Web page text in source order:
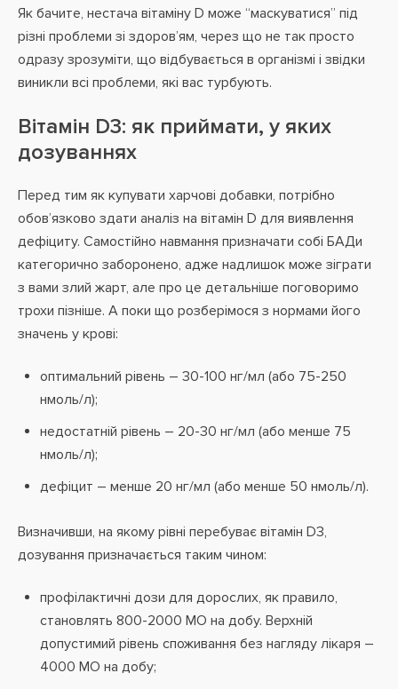
Як бачите, нестача вітаміну D може “маскуватися” під
різні проблеми зі здоров’ям, через що не так просто
одразу зрозуміти, що відбувається в організмі і звідки
виникли всі проблеми, які вас турбують.
Вітамін D3: як приймати, у яких
дозуваннях
Перед тим як купувати харчові добавки, потрібно
обов’язково здати аналіз на вітамін D для виявлення
дефіциту. Самостійно навмання призначати собі БАДи
категорично заборонено, адже надлишок може зіграти
з вами злий жарт, але про це детальніше поговоримо
трохи пізніше. А поки що розберімося з нормами його
значень у крові:
оптимальний рівень – 30-100 нг/мл (або 75-250
нмоль/л);
недостатній рівень – 20-30 нг/мл (або менше 75
нмоль/л);
дефіцит – менше 20 нг/мл (або менше 50 нмоль/л).
Визначивши, на якому рівні перебуває вітамін D3,
дозування призначається таким чином:
профілактичні дози для дорослих, як правило,
становлять 800-2000 МО на добу. Верхній
допустимий рівень споживання без нагляду лікаря –
4000 МО на добу;